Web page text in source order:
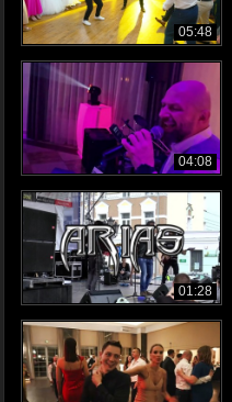
05:48
04:08
01:28